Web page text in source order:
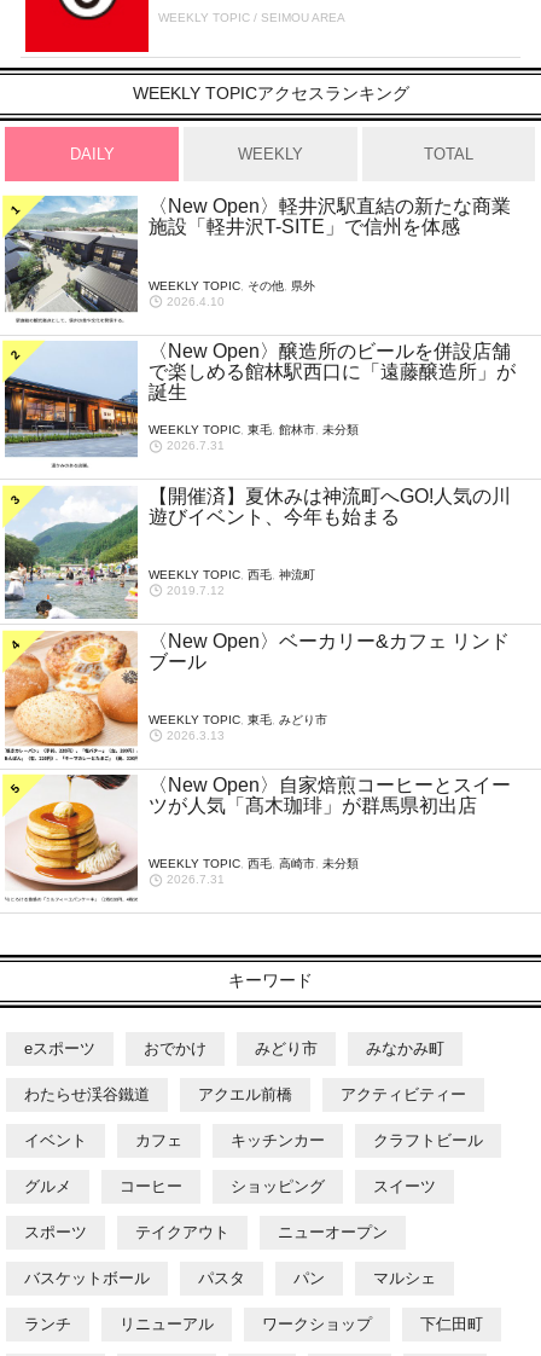
WEEKLY TOPIC / SEIMOU AREA
WEEKLY TOPICアクセスランキング
DAILY WEEKLY TOTAL
〈New Open〉軽井沢駅直結の新たな商業
施設「軽井沢T-SITE」で信州を体感
WEEKLY TOPIC, その他, 県外
2026.4.10
〈New Open〉醸造所のビールを併設店舗
で楽しめる館林駅西口に「遠藤醸造所」が
誕生
WEEKLY TOPIC, 東毛, 館林市, 未分類
2026.7.31
【開催済】夏休みは神流町へGO!人気の川
遊びイベント、今年も始まる
WEEKLY TOPIC, 西毛, 神流町
2019.7.12
〈New Open〉ベーカリー&カフェ リンド
ブール
WEEKLY TOPIC, 東毛, みどり市
2026.3.13
〈New Open〉自家焙煎コーヒーとスイー
ツが人気「髙木珈琲」が群馬県初出店
WEEKLY TOPIC, 西毛, 高崎市, 未分類
2026.7.31
キーワード
eスポーツ おでかけ みどり市 みなかみ町
わたらせ渓谷鐵道 アクエル前橋 アクティビティー
イベント カフェ キッチンカー クラフトビール
グルメ コーヒー ショッピング スイーツ
スポーツ テイクアウト ニューオープン
バスケットボール パスタ パン マルシェ
ランチ リニューアル ワークショップ 下仁田町